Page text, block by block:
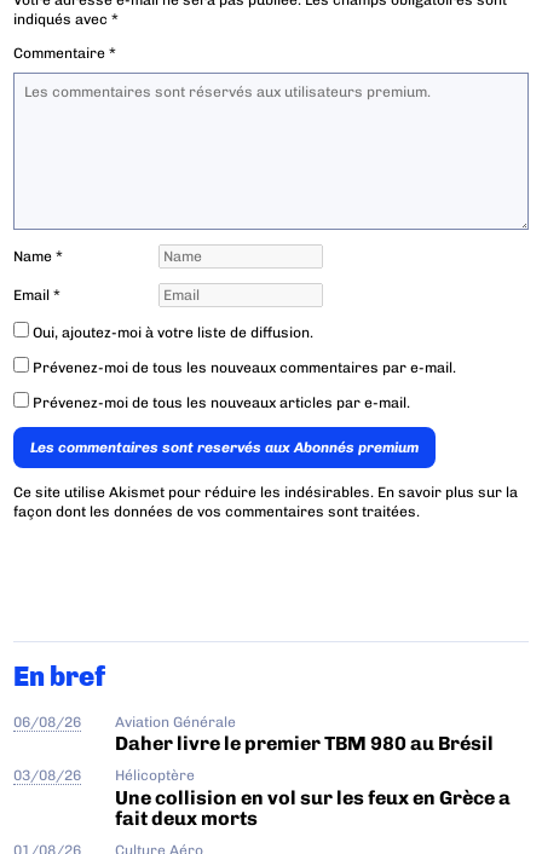
indiqués avec*
Commentaire*
Name*
Email*
Oui, ajoutez-moi à votre liste de diffusion.
Prévenez-moi de tous les nouveaux commentaires par e-mail.
Prévenez-moi de tous les nouveaux articles par e-mail.
Les commentaires sont reservés aux Abonnés premium
Ce site utilise Akismet pour réduire les indésirables. En savoir plus sur la
façon dont les données de vos commentaires sont traitées.
En bref
06/08/26 Aviation Générale
Daher livre le premier TBM 980 au Brésil
03/08/26 Hélicoptère
Une collision en vol sur les feux en Grèce a
fait deux morts
01/08/26 Culture Aéro